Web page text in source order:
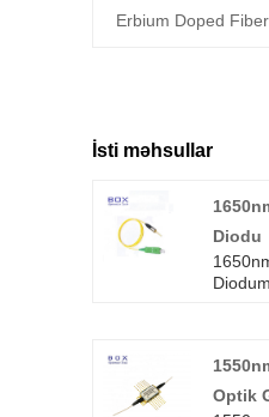
Erbium Doped
İsti məhsullar
Diodu
OTDR
bilər.
daxili
Optik